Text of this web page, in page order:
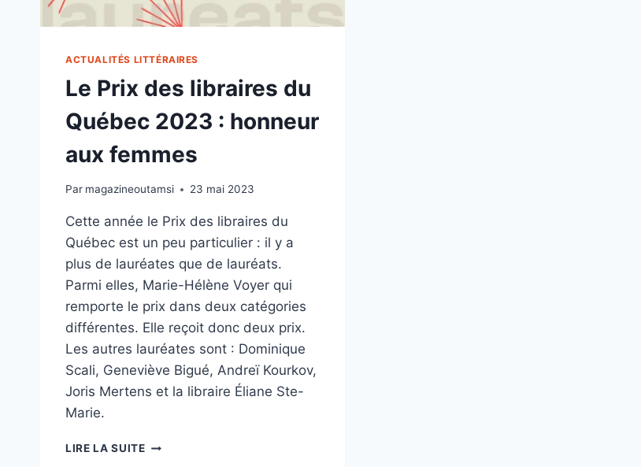
ACTUALITÉS LITTÉRAIRES
Le Prix des libraires du
Québec 2023 : honneur
aux femmes
Par magazineoutamsi 23 mai 2023
Cette année le Prix des libraires du
Québec est un peu particulier : il y a
plus de lauréates que de lauréats.
Parmi elles, Marie-Hélène Voyer qui
remporte le prix dans deux catégories
différentes. Elle reçoit donc deux prix.
Les autres lauréates sont : Dominique
Scali, Geneviève Bigué, Andreï Kourkov,
Joris Mertens et la libraire Éliane Ste-
Marie.
LIRE LA SUITELE